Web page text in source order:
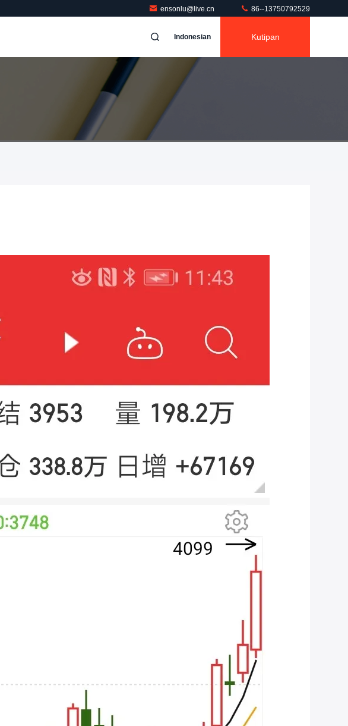
ensonlu@live.cn 86--13750792529
Indonesian Kutipan